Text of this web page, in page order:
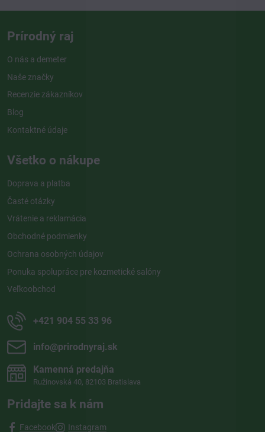
Prírodný raj
O nás a demeter
Naše značky
Recenzie zákazníkov
Blog
Kontaktné údaje
Všetko o nákupe
Doprava a platba
Časté otázky
Vrátenie a reklamácia
Obchodné podmienky
Ochrana osobných údajov
Ponuka spolupráce pre kozmetické salóny
Veľkoobchod
+421 904 55 33 96
info​@prirodnyraj​.sk
Kamenná predajňa
Ružinovská 40, 82103 Bratislava
Pridajte sa k nám
Facebook Instagram